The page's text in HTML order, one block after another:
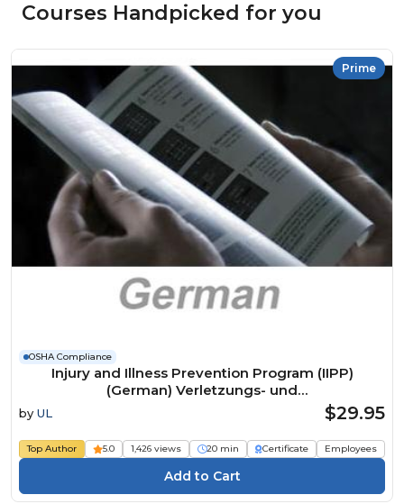
Courses Handpicked for you
Prime
OSHA Compliance
Injury and Illness Prevention Program (IIPP)
(German) Verletzungs- und
Krankheitspräventionsprogramm Course
by UL $29.95
Top Author 5.0 1,426 views 20 min Certificate Employees